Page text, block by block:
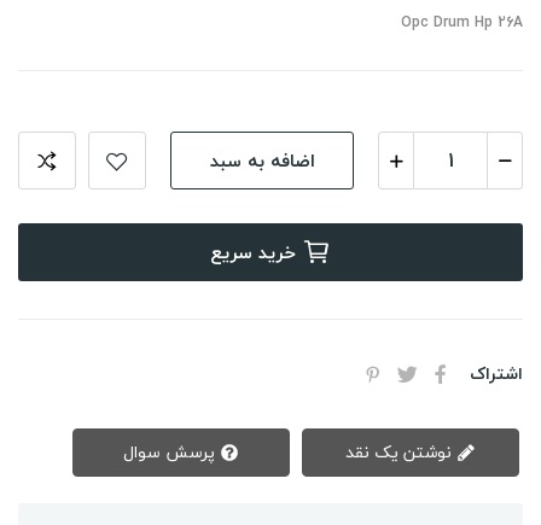
Opc Drum Hp 26A
اضافه به سبد
خرید سریع
اشتراک